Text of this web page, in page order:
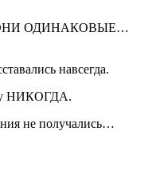
ВСЕ ОНИ ОДИНАКОВЫЕ…
навсегда.
НИКОГДА.
не получались…